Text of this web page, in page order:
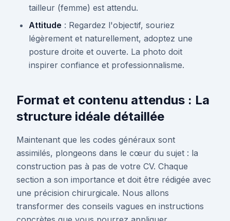
tailleur (femme) est attendu.
Attitude : Regardez l'objectif, souriez
légèrement et naturellement, adoptez une
posture droite et ouverte. La photo doit
inspirer confiance et professionnalisme.
Format et contenu attendus : La
structure idéale détaillée
Maintenant que les codes généraux sont
assimilés, plongeons dans le cœur du sujet : la
construction pas à pas de votre CV. Chaque
section a son importance et doit être rédigée avec
une précision chirurgicale. Nous allons
transformer des conseils vagues en instructions